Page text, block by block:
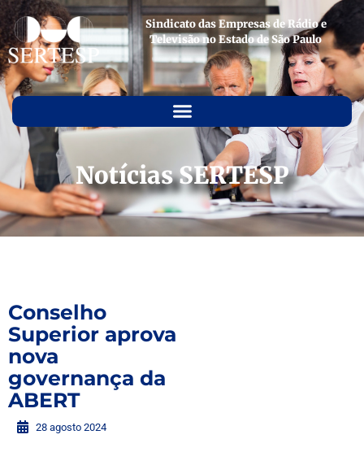
Sindicato das Empresas de Rádio e
Televisão no Estado de São Paulo
Notícias SERTESP
Conselho
Superior aprova
nova
governança da
ABERT
28 agosto 2024